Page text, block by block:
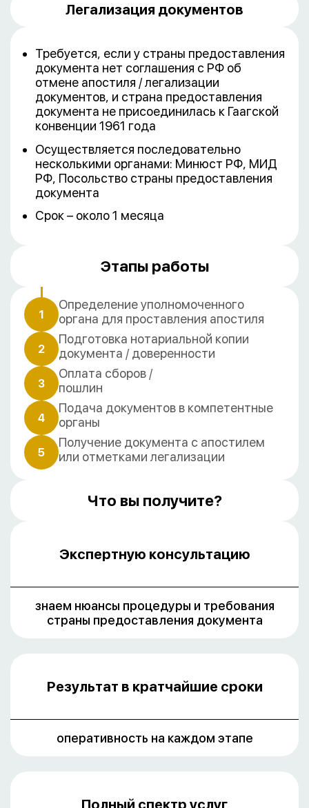
Легализация документов
Требуется, если у страны предоставления
документа нет соглашения с РФ об
отмене апостиля / легализации
документов, и страна предоставления
документа не присоединилась к Гаагской
конвенции 1961 года
Осуществляется последовательно
несколькими органами: Минюст РФ, МИД
РФ, Посольство страны предоставления
документа
Срок – около 1 месяца
Этапы работы
1
Определение уполномоченного
органа для проставления апостиля
2
Подготовка нотариальной копии
документа / доверенности
3
Оплата сборов /
пошлин
4
Подача документов в компетентные
органы
5
Получение документа с апостилем
или отметками легализации
Что вы получите?
Экспертную консультацию
знаем нюансы процедуры и требования
страны предоставления документа
Результат в кратчайшие сроки
оперативность на каждом этапе
Полный спектр услуг